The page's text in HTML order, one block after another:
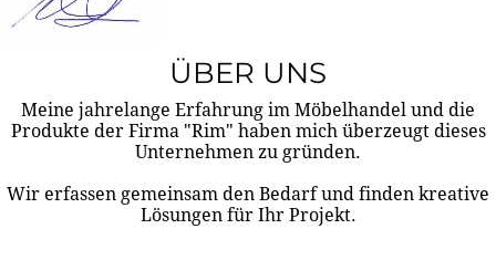
ÜBER UNS
Meine jahrelange Erfahrung im Möbelhandel und die
Produkte der Firma "Rim" haben mich überzeugt dieses
Unternehmen zu gründen.
Wir erfassen gemeinsam den Bedarf und finden kreative
Lösungen für Ihr Projekt.